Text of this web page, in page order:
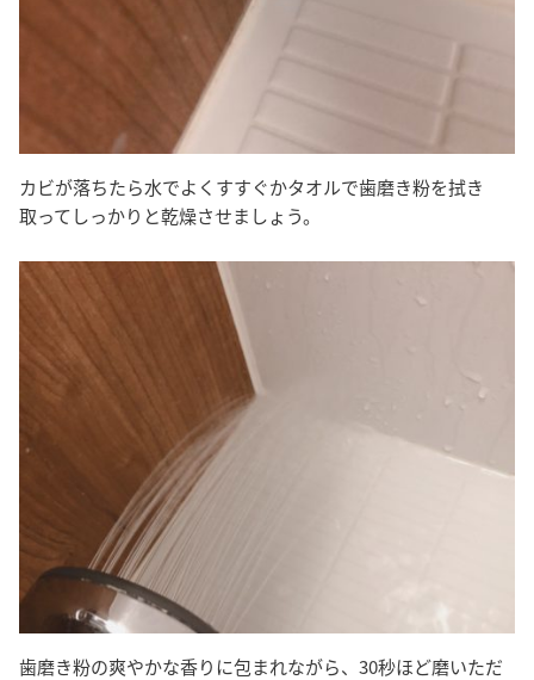
カビが落ちたら水でよくすすぐかタオルで歯磨き粉を拭き
取ってしっかりと乾燥させましょう。
歯磨き粉の爽やかな香りに包まれながら、30秒ほど磨いただ